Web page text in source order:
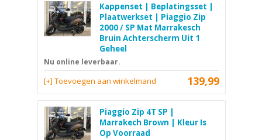
Kappenset | Beplatingsset |
Plaatwerkset | Piaggio Zip
2000 / SP Mat Marrakesch
Bruin Achterscherm Uit 1
Geheel
Nu online leverbaar.
139,99
[+] Toevoegen aan winkelmand
Piaggio Zip 4T SP |
Marrakech Brown | Kleur Is
Op Voorraad